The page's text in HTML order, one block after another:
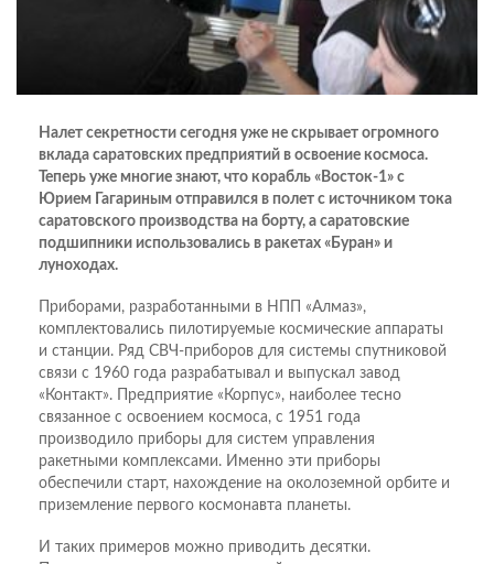
Налет секретности сегодня уже не скрывает огромного
вклада саратовских предприятий в освоение космоса.
Теперь уже многие знают, что корабль «Восток-1» с
Юрием Гагариным отправился в полет с источником тока
саратовского производства на борту, а саратовские
подшипники использовались в ракетах «Буран» и
луноходах.
Приборами, разработанными в НПП «Алмаз»,
комплектовались пилотируемые космические аппараты
и станции. Ряд СВЧ-приборов для системы спутниковой
связи с 1960 года разрабатывал и выпускал завод
«Контакт». Предприятие «Корпус», наиболее тесно
связанное с освоением космоса, с 1951 года
производило приборы для систем управления
ракетными комплексами. Именно эти приборы
обеспечили старт, нахождение на околоземной орбите и
приземление первого космонавта планеты.
И таких примеров можно приводить десятки.